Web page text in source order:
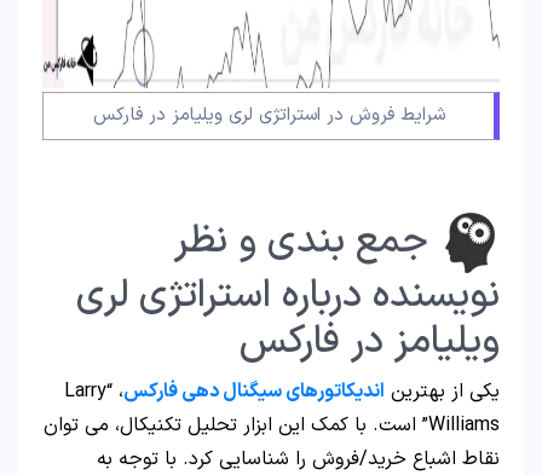
شرایط فروش در استراتژی لری ویلیامز در فارکس
جمع بندی و نظر
نویسنده درباره استراتژی لری
ویلیامز در فارکس
یکی از بهترین اندیکاتورهای سیگنال دهی فارکس
، “Larry
Williams” است. با کمک این ابزار تحلیل تکنیکال، می توان
نقاط اشباع خرید/فروش را شناسایی کرد. با توجه به